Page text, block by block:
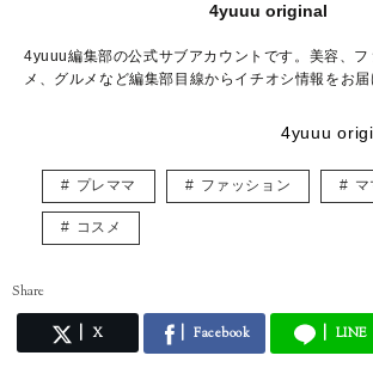
4yuuu original
4yuuu編集部の公式サブアカウントです。美容、フ
メ、グルメなど編集部目線からイチオシ情報をお届
4yuuu
プレママ ファッション
コスメ
Share
X Facebook LINE